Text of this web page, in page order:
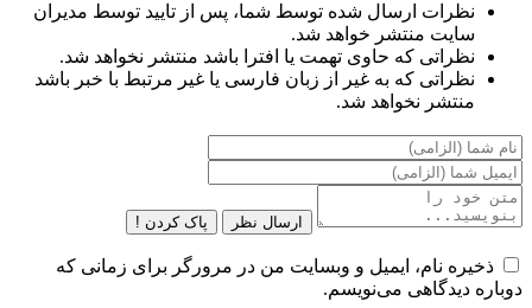
نظرات ارسال شده توسط شما، پس از تایید توسط مدیران
سایت منتشر خواهد شد.
نظراتی که حاوی تهمت یا افترا باشد منتشر نخواهد شد.
نظراتی که به غیر از زبان فارسی یا غیر مرتبط با خبر باشد
منتشر نخواهد شد.
ارسال نظر پاک کردن !
ذخیره نام، ایمیل و وبسایت من در مرورگر برای زمانی که
دوباره دیدگاهی می‌نویسم.